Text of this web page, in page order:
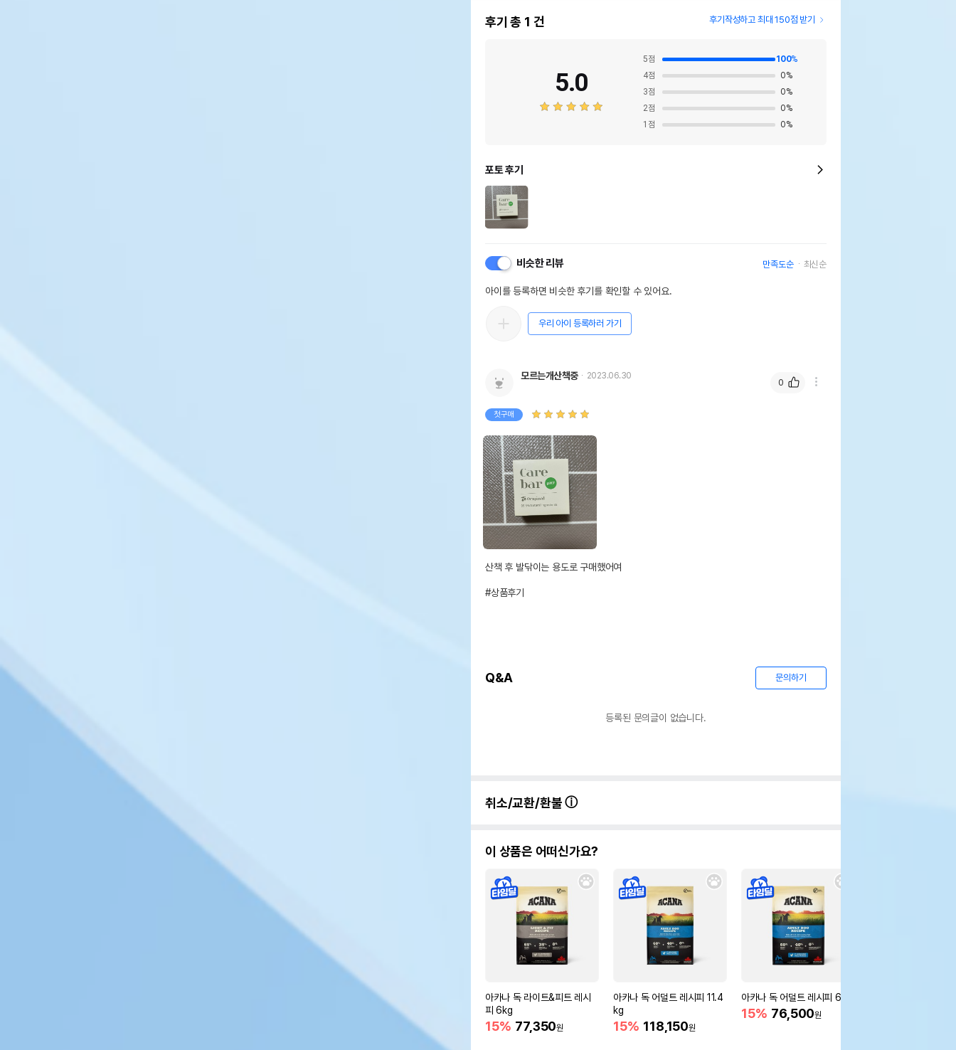
후기 총 1 건 후기작성하고 최대 150점 받기
5.0
5점 100%
4점 0%
3점 0%
2점 0%
1 점 0%
포토 후기
비슷한 리뷰 만족도순 최신순
아이를 등록하면 비슷한 후기를 확인할 수 있어요.
우리 아이 등록하러 가기
모르는개산책중 2023.06.30
첫구매
산책 후 발닦이는 용도로 구매했어여
#상품후기
0
Q&A 문의하기
등록된 문의글이 없습니다.
취소/교환/환불
이 상품은 어떠신가요?
아카나 독 라이트&피트 레시
피 6kg
15% 77,350원
아카나 독 어덜트 레시피 11.4
kg
15% 118,150원
아카나 독 어덜트 레시피 6kg
15% 76,500원